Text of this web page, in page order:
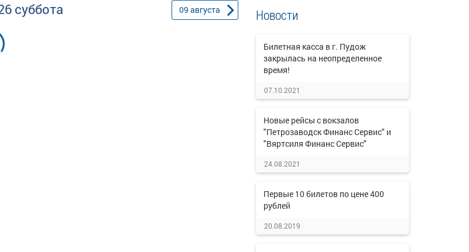
суббота 09 августа Новости
Билетная касса в г. Пудож
закрылась на неопределенное
время!
07.10.2021
Новые рейсы с вокзалов
"Петрозаводск Финанс Сервис" и
"Вяртсиля Финанс Сервис"
24.08.2021
Первые 10 билетов по цене 400
рублей
20.08.2019